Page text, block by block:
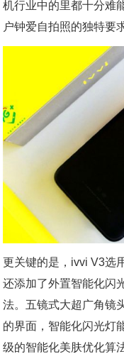
机行业中的里都十分难
户钟爱自拍照的独特要
更关键的是，ivvi V3选
还添加了外置智能化闪
法。五镜式大超广角镜
的界面，智能化闪光灯
级的智能化美肤优化算